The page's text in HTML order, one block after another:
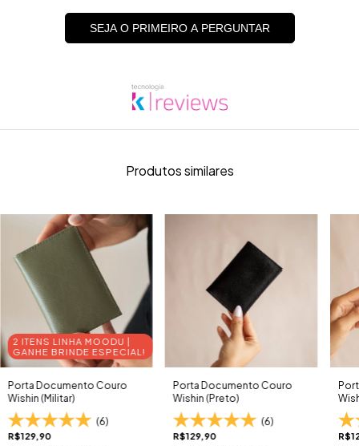
SEJA O PRIMEIRO A PERGUNTAR
Produtos similares
2 ITENS LINHA MOODU |
GANHE BRINDE ESPECIAL!
Porta Documento Couro
Wishin (Militar)
(6)
R$129,90
Porta Documento Couro
Wishin (Preto)
(6)
R$129,90